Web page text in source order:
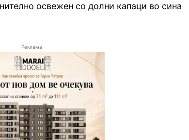
освежен со долни капаци во сина
Реклама